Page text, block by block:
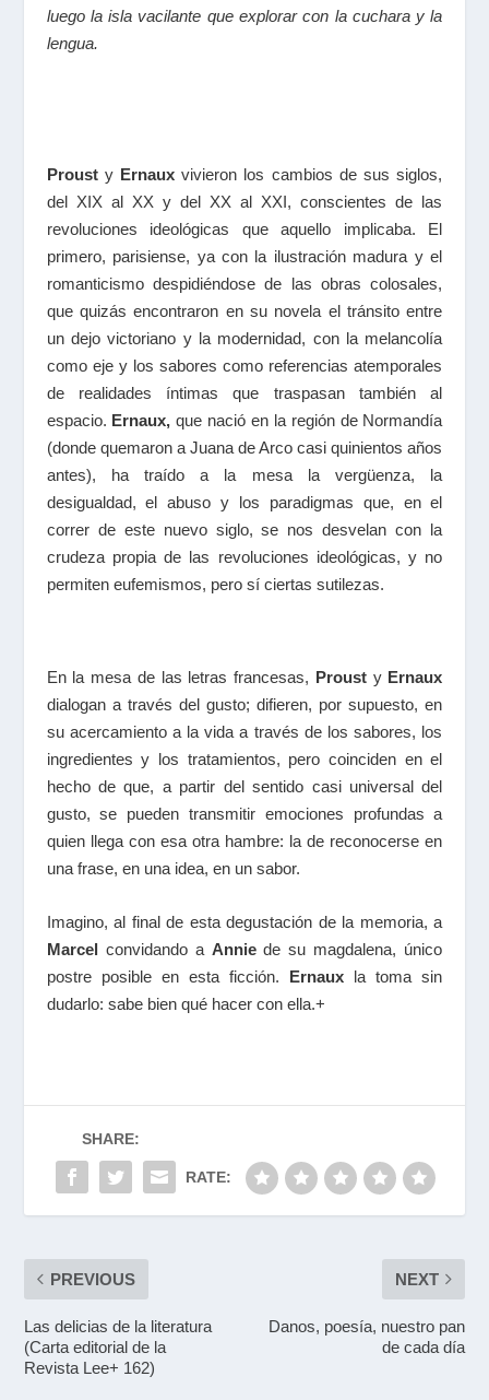
luego la isla vacilante que explorar con la cuchara y la
lengua.
Proust yErnaux vivieron los cambios de sus siglos,
del XIX al XX y del XX al XXI, conscientes de las
revoluciones ideológicas que aquello implicaba. El
primero, parisiense, ya con la ilustración madura y el
romanticismo despidiéndose de las obras colosales,
que quizás encontraron en su novela el tránsito entre
un dejo victoriano y la modernidad, con la melancolía
como eje y los sabores como referencias atemporales
de realidades íntimas que traspasan también al
espacio. Ernaux, que nació en la región de Normandía
(donde quemaron a Juana de Arco casi quinientos años
antes), ha traído a la mesa la vergüenza, la
desigualdad, el abuso y los paradigmas que, en el
correr de este nuevo siglo, se nos desvelan con la
crudeza propia de las revoluciones ideológicas, y no
permiten eufemismos, pero sí ciertas sutilezas.
En la mesa de las letras francesas, Proust yErnaux
dialogan a través del gusto; difieren, por supuesto, en
su acercamiento a la vida a través de los sabores, los
ingredientes y los tratamientos, pero coinciden en el
hecho de que, a partir del sentido casi universal del
gusto, se pueden transmitir emociones profundas a
quien llega con esa otra hambre: la de reconocerse en
una frase, en una idea, en un sabor.
Imagino, al final de esta degustación de la memoria, a
Marcel convidando a Anniede su magdalena, único
postre posible en esta ficción. Ernaux la toma sin
dudarlo: sabe bien qué hacer con ella.+
SHARE:
RATE:
PREVIOUS
Las delicias de la literatura
(Carta editorial de la
Revista Lee+ 162)
NEXT
Danos, poesía, nuestro pan
de cada día